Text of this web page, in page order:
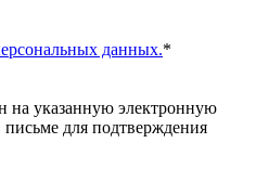
данных.*
на указанную электронную
для подтверждения